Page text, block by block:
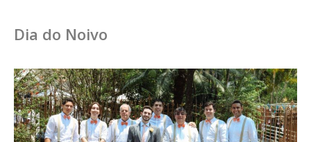
Dia do Noivo